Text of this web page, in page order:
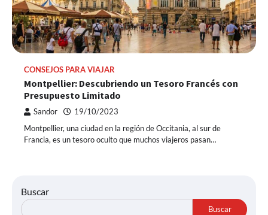
CONSEJOS PARA VIAJAR
Montpellier: Descubriendo un Tesoro Francés con
Presupuesto Limitado
Sandor 19/10/2023
Montpellier, una ciudad en la región de Occitania, al sur de
Francia, es un tesoro oculto que muchos viajeros pasan…
Buscar
Buscar